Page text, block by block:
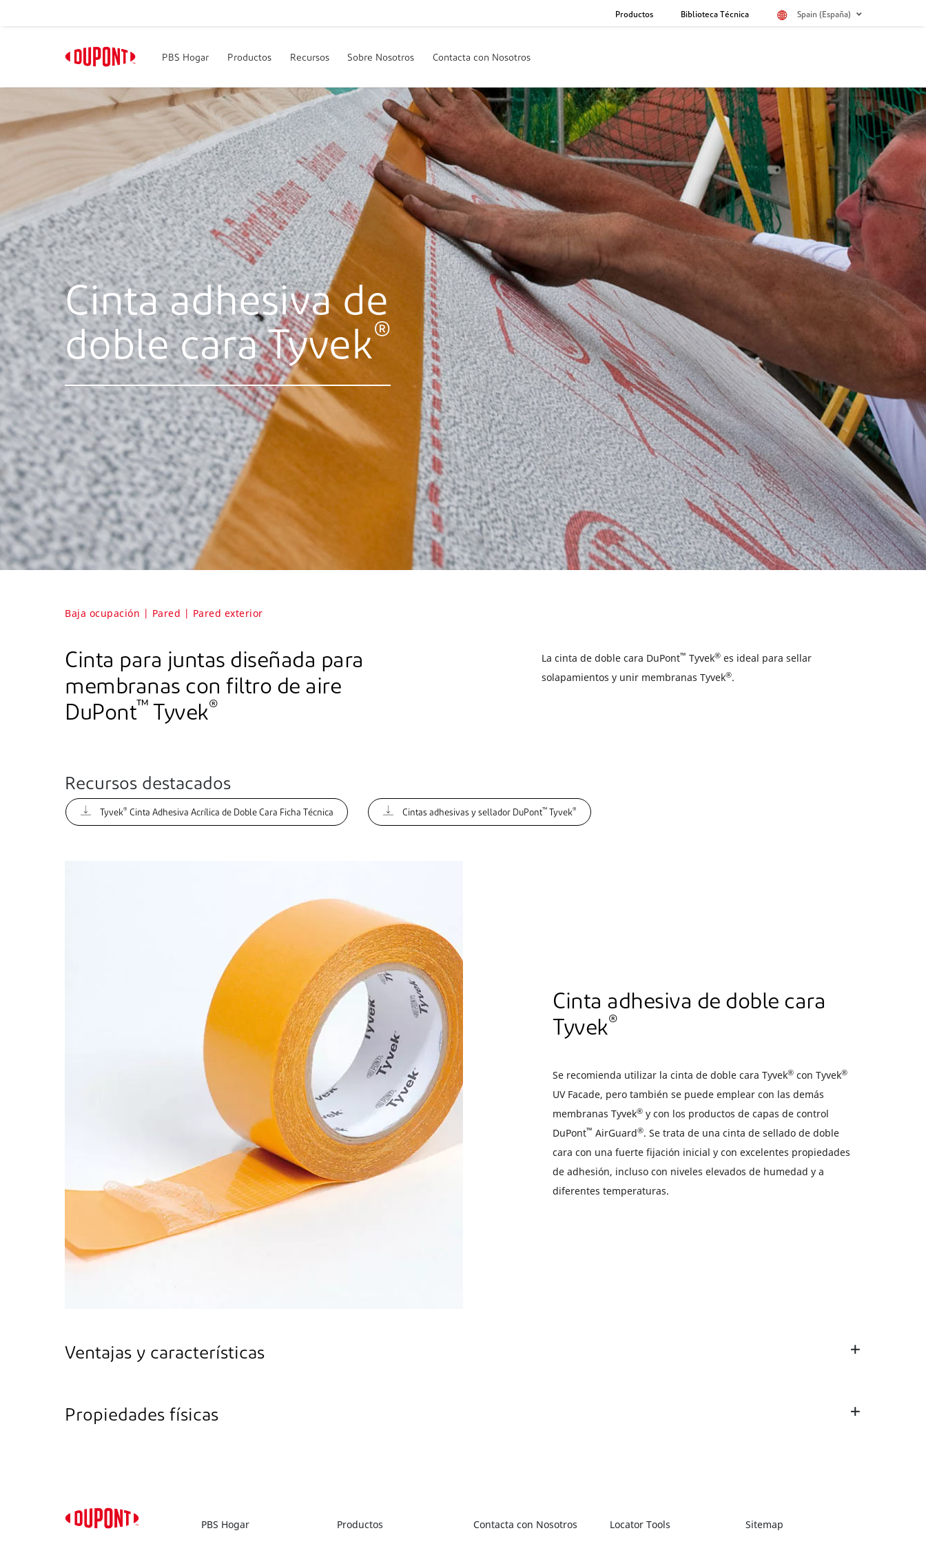
Productos Biblioteca Técnica Spain (España)
PBS Hogar Productos Recursos Sobre Nosotros Contacta con Nosotros
Cinta adhesiva de
doble cara Tyvek®
Baja ocupación | Pared | Pared exterior
Cinta para juntas diseñada para
membranas con filtro de aire
DuPont™ Tyvek®
La cinta de doble cara DuPont™ Tyvek®es ideal para sellar
solapamientos y unir membranas Tyvek®.
Recursos destacados
Tyvek® Cinta Adhesiva Acrílica de Doble Cara Ficha Técnica Cintas adhesivas y sellador DuPont™ Tyvek®
Cinta adhesiva de doble cara
Tyvek®
Se recomienda utilizar la cinta de doble cara Tyvek® con Tyvek®
UV Facade, pero también se puede emplear con las demás
membranas Tyvek® y con los productos de capas de control
DuPont™ AirGuard®. Se trata de una cinta de sellado de doble
cara con una fuerte fijación inicial y con excelentes propiedades
de adhesión, incluso con niveles elevados de humedad y a
diferentes temperaturas.
Ventajas y características
Propiedades físicas
PBS Hogar Productos Contacta con Nosotros Locator Tools Sitemap